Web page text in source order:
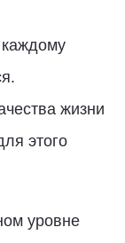
жизни
этого
уровне